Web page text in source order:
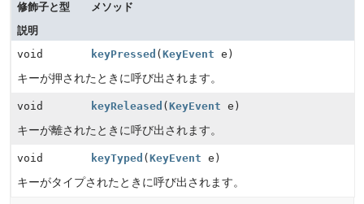
修飾子と型
メソッド
説明
void
keyPressed ( KeyEvent e)
キーが押されたときに呼び出されます。
void keyReleased ( KeyEvent e)
キーが離されたときに呼び出されます。
void keyTyped ( KeyEvent e)
キーがタイプされたときに呼び出されます。